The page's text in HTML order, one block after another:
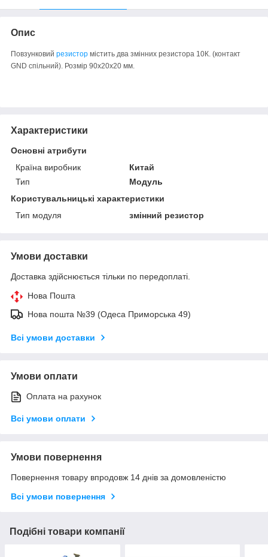
Опис
Повзунковий резистор містить два змінних резистора 10К. (контакт
GND спільний). Розмір 90x20x20 мм.
Характеристики
Основні атрибути
Країна виробник
Китай
Тип
Модуль
Користувальницькі характеристики
Тип модуля
змінний резистор
Умови доставки
Доставка здійснюється тільки по передоплаті.
Нова Пошта
Нова пошта №39 (Одеса Приморська 49)
Всі умови доставки
Умови оплати
Оплата на рахунок
Всі умови оплати
Умови повернення
Повернення товару впродовж 14 днів за домовленістю
Всі умови повернення
Подібні товари компанії